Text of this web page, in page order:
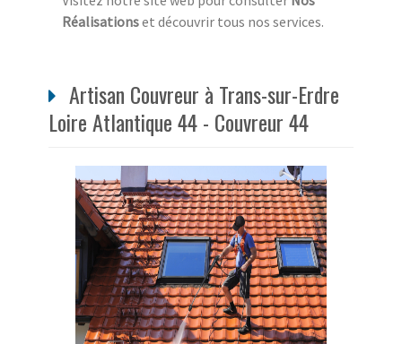
Réalisationset découvrir tous nos services.
Artisan Couvreur à Trans-sur-Erdre
Loire Atlantique 44 - Couvreur 44